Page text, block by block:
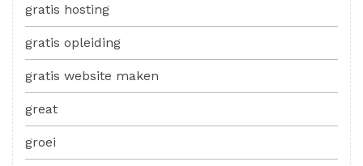
gratis hosting
gratis opleiding
gratis website maken
great
groei